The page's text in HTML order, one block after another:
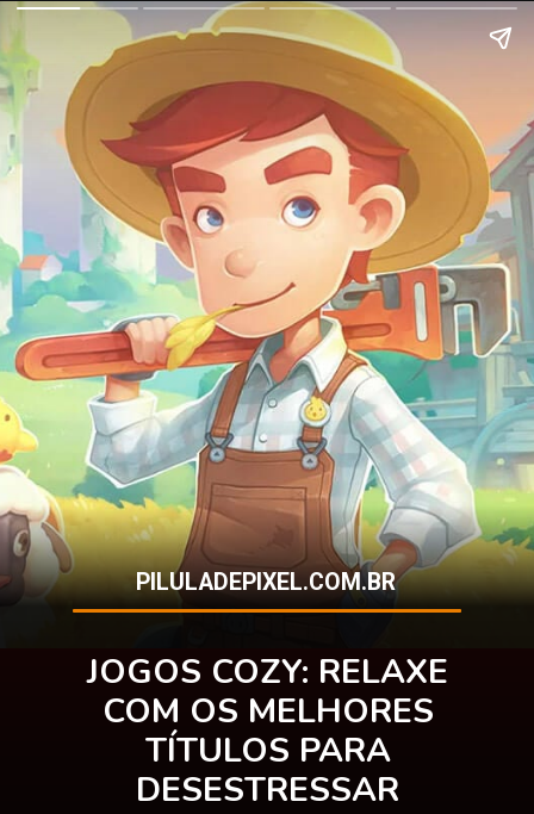
JOGOS COZY: RELAXE
COM OS MELHORES
TÍTULOS PARA
DESESTRESSAR
PILULADEPIXEL.COM.BR